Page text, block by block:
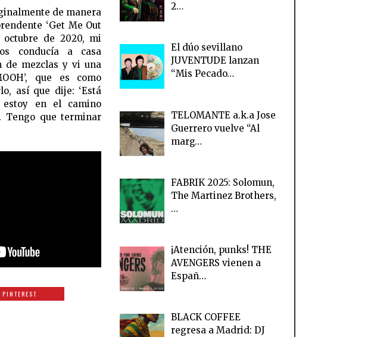
de manera
‘Get Me Out
de 2020, mi
conducía a casa
de mezclas y vi una
que es como
así que dije: ‘Está
estoy en el camino
Tengo que terminar
PINTEREST
2…
El dúo sevillano
JUVENTUDE lanzan
“Mis Pecado…
TELOMANTE a.k.a Jose
Guerrero vuelve “Al
marg…
FABRIK 2025: Solomun,
The Martinez Brothers,
…
¡Atención, punks! THE
AVENGERS vienen a
Españ…
BLACK COFFEE
regresa a Madrid: DJ